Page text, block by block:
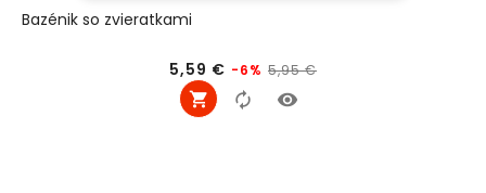
Bazénik so zvieratkami
5,59 € Bežná
cena
-6% 5,95 €Cena